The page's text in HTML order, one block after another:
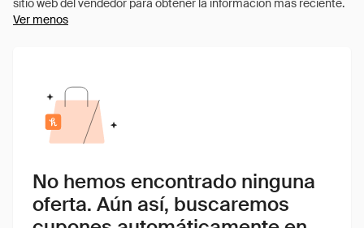
Ver menos
No hemos encontrado ninguna
oferta. Aún así, buscaremos